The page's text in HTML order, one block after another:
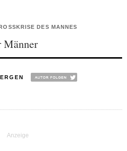
DES MANNES
Männer